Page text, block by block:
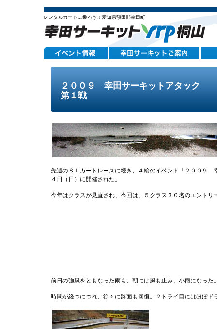
レンタルカートに乗ろう！愛知県額田郡幸田町
２００９ 幸田サーキットアタック
第１戦
先週のＳＬカートレースに続き、４輪のイベント「２００９
４日（日）に開催された。
今年はクラスが見直され、今回は、５クラス３０名のエントリ
前日の強風をともなった雨も、朝には風も止み、小雨になった
時間が経つにつれ、徐々に路面も回復。２トライ目にはほぼド